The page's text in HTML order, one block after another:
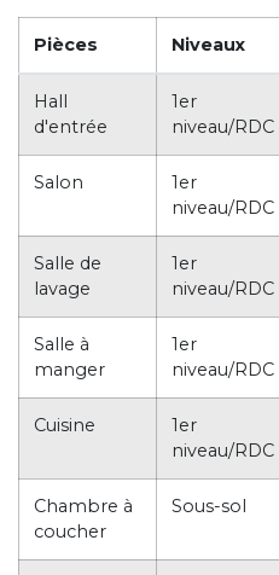
Pièces Niveaux
Hall
d'entrée
1er
niveau/RDC
Salon
1er
niveau/RDC
Salle de
lavage
1er
niveau/RDC
Salle à
manger
1er
niveau/RDC
Cuisine
1er
niveau/RDC
Chambre à
coucher
Sous-sol